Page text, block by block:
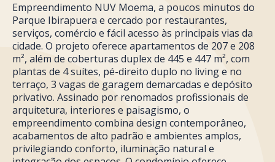
Empreendimento NUV Moema, a poucos minutos do
Parque Ibirapuera e cercado por restaurantes,
serviços, comércio e fácil acesso às principais vias da
cidade. O projeto oferece apartamentos de 207 e 208
m², além de coberturas duplex de 445 e 447 m², com
plantas de 4 suítes, pé-direito duplo no living e no
terraço, 3 vagas de garagem demarcadas e depósito
privativo. Assinado por renomados profissionais de
arquitetura, interiores e paisagismo, o
empreendimento combina design contemporâneo,
acabamentos de alto padrão e ambientes amplos,
privilegiando conforto, iluminação natural e